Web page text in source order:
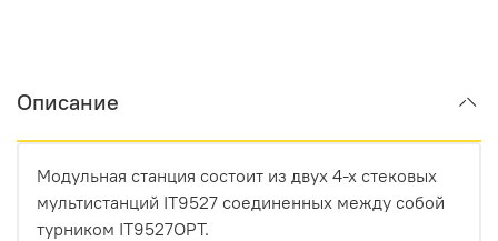
Описание
Модульная станция состоит из двух 4-х стековых
мультистанций IT9527 соединенных между собой
турником IT9527OPT.